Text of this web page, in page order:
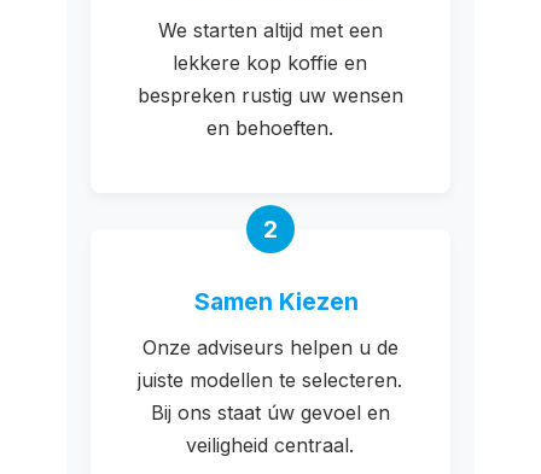
We starten altijd met een
lekkere kop koffie en
bespreken rustig uw wensen
en behoeften.
2
Samen Kiezen
Onze adviseurs helpen u de
juiste modellen te selecteren.
Bij ons staat úw gevoel en
veiligheid centraal.